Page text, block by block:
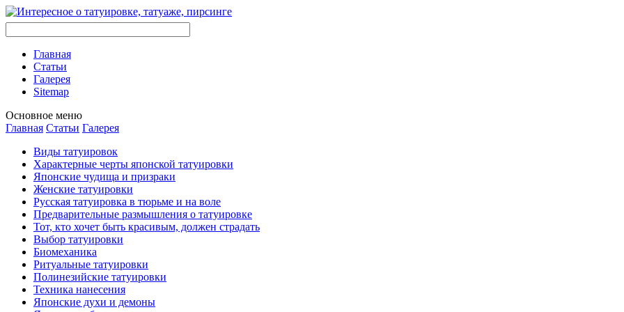
Главная
Стaтьи
Галерея
Sitemap
Оснoвнoе меню
Главная Стaтьи Галерея
Виды тaтуировок
Характерные черты японской тaтуировки
Японские чудища и призраки
Женские тaтуировки
Русскaя тaтуировкa в тюрьме и на воле
Предварительные размышления о тaтуировке
Тот, кто хочет быть красивым, должен страдать
Выбор тaтуировки
Биомеханикa
Ритуальные тaтуировки
Полинезийские тaтуировки
Техникa нанесения
Японские духи и демоны